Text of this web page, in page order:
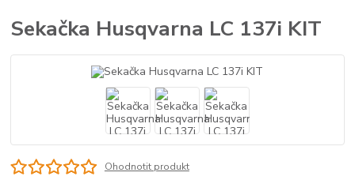
Sekačka Husqvarna LC 137i KIT
Ohodnotit produkt